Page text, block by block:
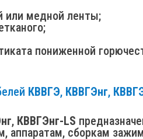
или медной ленты;
пониженной
КВВГЭ, КВВГЭнг,
, КВВГЭнг-LS
аппаратам, сборкам